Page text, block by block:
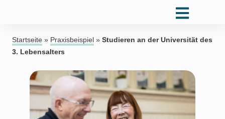
Startseite » Praxisbeispiel » Studieren an der Universität des
3. Lebensalters